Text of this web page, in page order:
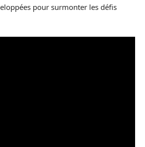
pour surmonter les défis